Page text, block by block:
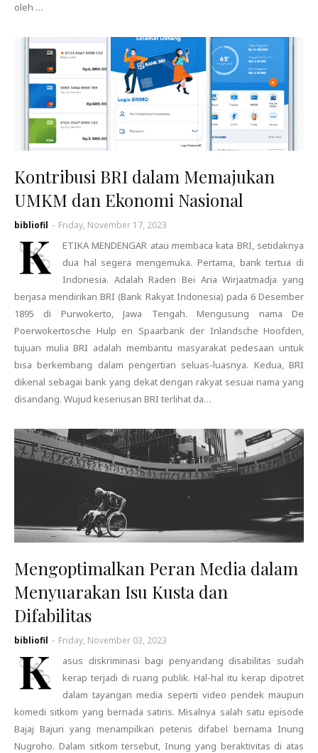
oleh …
Kontribusi BRI dalam Memajukan
UMKM dan Ekonomi Nasional
bibliofil - Friday, November 17, 2023
K
ETIKA MENDENGAR atau membaca kata BRI, setidaknya
dua hal segera mengemuka. Pertama, bank tertua di
Indonesia. Adalah Raden Bei Aria Wirjaatmadja yang
berjasa mendirikan BRI (Bank Rakyat Indonesia) pada 6 Desember
1895 di Purwokerto, Jawa Tengah. Mengusung nama De
Poerwokertosche Hulp en Spaarbank der Inlandsche Hoofden,
tujuan mulia BRI adalah membantu masyarakat pedesaan untuk
bisa berkembang dalam pengertian seluas-luasnya. Kedua, BRI
dikenal sebagai bank yang dekat dengan rakyat sesuai nama yang
disandang. Wujud keseriusan BRI terlihat da…
Mengoptimalkan Peran Media dalam
Menyuarakan Isu Kusta dan
Difabilitas
bibliofil - Friday, November 03, 2023
K
asus diskriminasi bagi penyandang disabilitas sudah
kerap terjadi di ruang publik. Hal-hal itu kerap dipotret
dalam tayangan media seperti video pendek maupun
komedi sitkom yang bernada satiris. Misalnya salah satu episode
Bajaj Bajuri yang menampilkan petenis difabel bernama Inung
Nugroho. Dalam sitkom tersebut, Inung yang beraktivitas di atas